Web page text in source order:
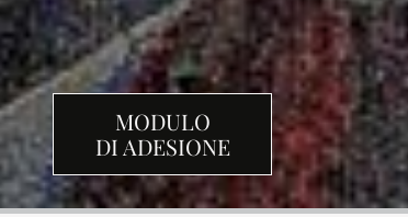
MODULO
DI ADESIONE